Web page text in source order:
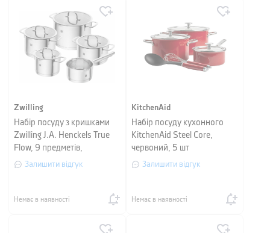
Zwilling
Набір посуду з кришками
Zwilling J.A. Henckels True
Flow, 9 предметів,
сріблястий
Залишити відгук
Немає в наявності
KitchenAid
Набір посуду кухонного
KitchenAid Steel Core,
червоний, 5 шт
Залишити відгук
Немає в наявності